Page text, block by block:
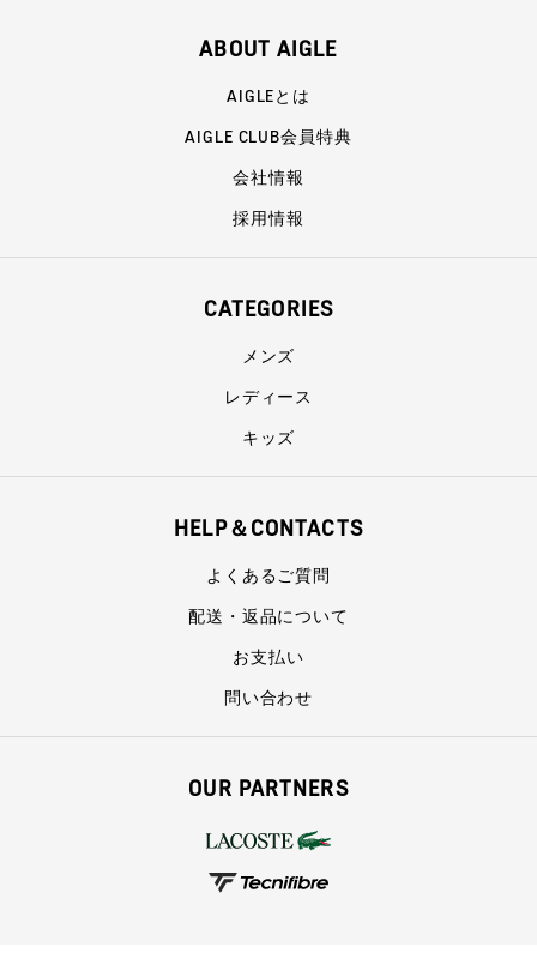
ABOUT AIGLE
AIGLEとは
AIGLE CLUB会員特典
会社情報
採用情報
CATEGORIES
メンズ
レディース
キッズ
HELP＆CONTACTS
よくあるご質問
配送・返品について
お支払い
問い合わせ
OUR PARTNERS